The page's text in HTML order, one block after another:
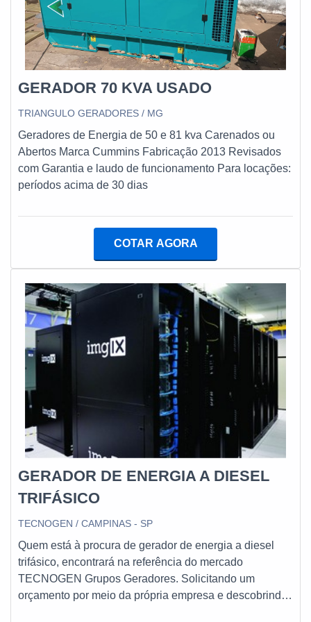
transferência automática ats e baterias estacionárias com
ótima qualidade e proteção.Se diferenciando dentro de seu
segmento, a empresa consegue também proporcionar um
atendimento cuidadoso e que busca a satisfação do cliente.
A E. C. A. Equipamentos Eletrônicos é uma empresa que
tem feito a diferença no mercado por toda seriedade e
qualidade o que garante a melhor experiência para
GERADOR 70 KVA USADO
TRIANGULO GERADORES / MG
Geradores de Energia de 50 e 81 kva Carenados ou
Abertos Marca Cummins Fabricação 2013 Revisados
com Garantia e laudo de funcionamento Para locações:
períodos acima de 30 dias
COTAR AGORA
GERADOR DE ENERGIA A DIESEL
TRIFÁSICO
TECNOGEN / CAMPINAS - SP
Quem está à procura de gerador de energia a diesel
trifásico, encontrará na referência do mercado
TECNOGEN Grupos Geradores. Solicitando um
orçamento por meio da própria empresa e descobrindo